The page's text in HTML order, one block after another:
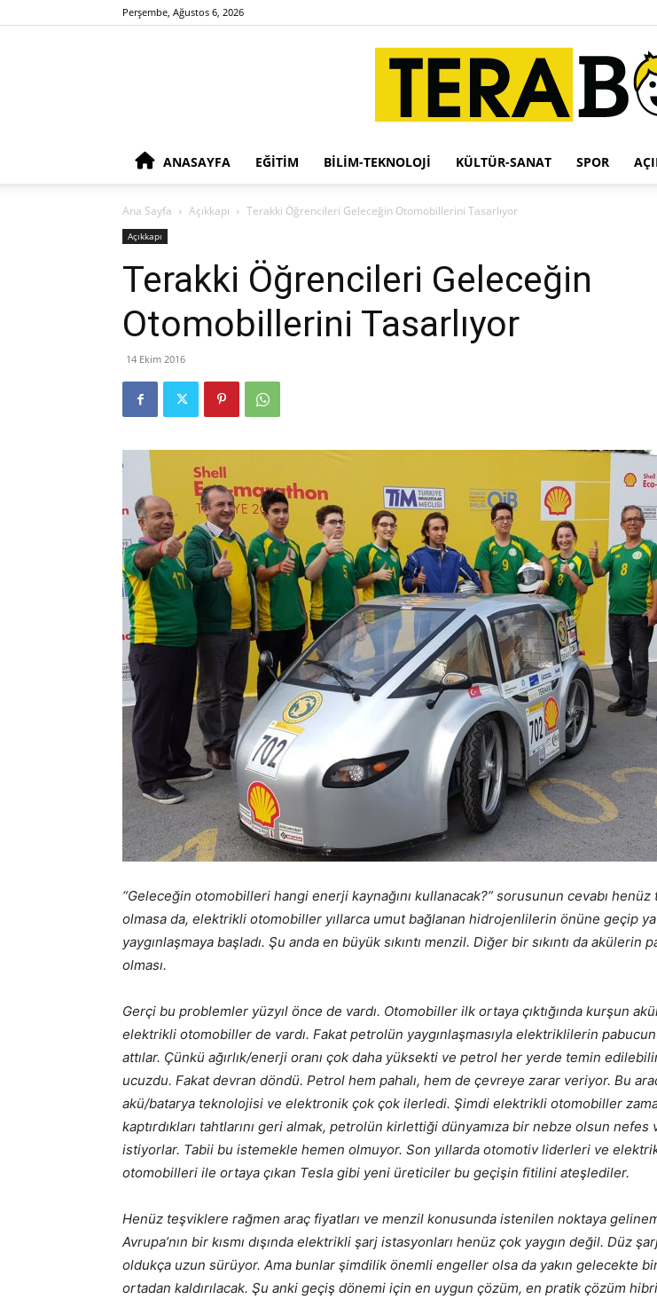
Perşembe, Ağustos 6, 2026
ANASAYFA EĞITIM BILIM-TEKNOLOJI KÜLTÜR-SANAT SPOR
Ana Sayfa Açıkkapı Terakki Öğrencileri Geleceğin Otomobillerini Tasarlıyor
Açıkkapı
Terakki Öğrencileri Geleceğin
Otomobillerini Tasarlıyor
14 Ekim 2016
“Geleceğin otomobilleri hangi enerji kaynağını kullanacak?” sorusunun cevabı henüz
olmasa da, elektrikli otomobiller yıllarca umut bağlanan hidrojenlilerin önüne geçip
yaygınlaşmaya başladı. Şu anda en büyük sıkıntı menzil. Diğer bir sıkıntı da akülerin
olması.
Gerçi bu problemler yüzyıl önce de vardı. Otomobiller ilk ortaya çıktığında kurşun
elektrikli otomobiller de vardı. Fakat petrolün yaygınlaşmasıyla elektriklilerin
attılar. Çünkü ağırlık/enerji oranı çok daha yüksekti ve petrol her yerde temin
ucuzdu. Fakat devran döndü. Petrol hem pahalı, hem de çevreye zarar veriyor. Bu
akü/batarya teknolojisi ve elektronik çok çok ilerledi. Şimdi elektrikli otomobiller
kaptırdıkları tahtlarını geri almak, petrolün kirlettiği dünyamıza bir nebze olsun nefes
istiyorlar. Tabii bu istemekle hemen olmuyor. Son yıllarda otomotiv liderleri ve
otomobilleri ile ortaya çıkan Tesla gibi yeni üreticiler bu geçişin fitilini ateşlediler.
Henüz teşviklere rağmen araç fiyatları ve menzil konusunda istenilen noktaya
Avrupa’nın bir kısmı dışında elektrikli şarj istasyonları henüz çok yaygın değil. Düz
oldukça uzun sürüyor. Ama bunlar şimdilik önemli engeller olsa da yakın gelecekte
ortadan kaldırılacak. Şu anki geçiş dönemi için en uygun çözüm, en pratik çözüm